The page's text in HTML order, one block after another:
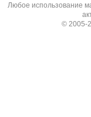
Любое использование
© 2005-